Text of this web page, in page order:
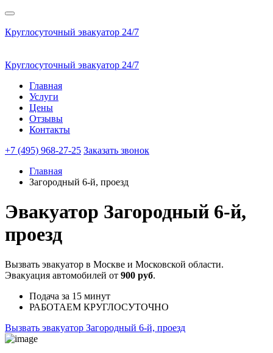
Круглосуточный эвакуатор 24/7
Круглосуточный эвакуатор 24/7
Главная
Услуги
Цены
Отзывы
Контакты
+7 (495) 968-27-25 Заказать звонок
Главная
Загородный 6-й, проезд
Эвакуатор Загородный 6-й,
проезд
Вызвать эвакуатор в Москве и Московской области.
Эвакуация автомобилей от 900 руб.
Подача за 15 минут
РАБОТАЕМ КРУГЛОСУТОЧНО
Вызвать эвакуатор Загородный 6-й, проезд